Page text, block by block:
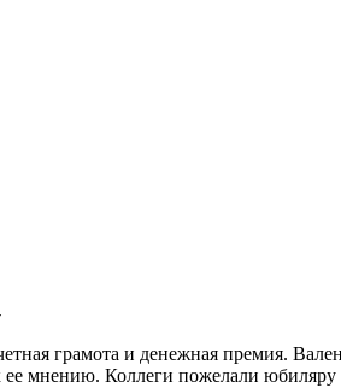
грамота и денежная премия.
ее мнению. Коллеги пожелали юбиляру